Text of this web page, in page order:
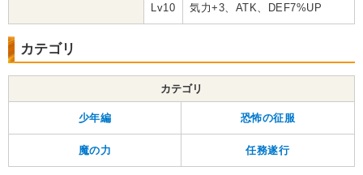
Lv10 気力+3、ATK、DEF7%UP
カテゴリ
カテゴリ
少年編 恐怖の征服
魔の力 任務遂行